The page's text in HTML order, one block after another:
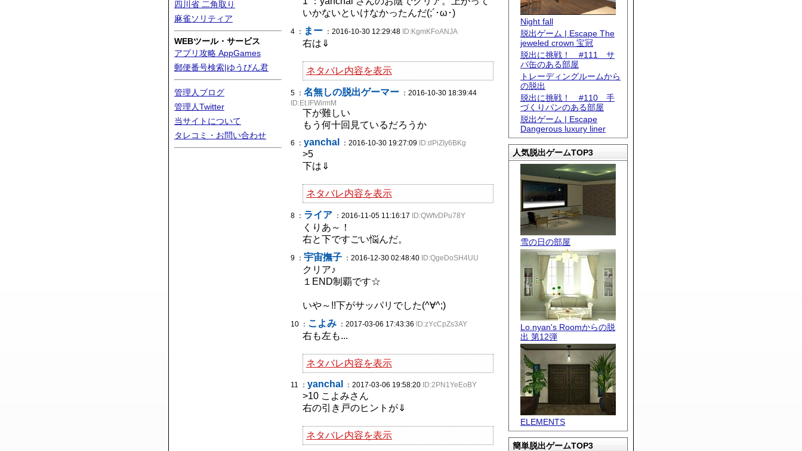
四川省 二角取り
麻雀ソリティア
WEBツール・サービス
アプリ攻略 AppGames
郵便番号検索|ゆうびん君
管理人ブログ
管理人Twitter
当サイトについて
タレコミ・お問い合わせ
Night fall
脱出ゲーム | Escape The
jeweled crown 宝冠
脱出に挑戦！ #111 サ
バ缶のある部屋
トレーディングルームから
の脱出
脱出に挑戦！ #110 手
づくりパンのある部屋
脱出ゲーム | Escape
Dangerous luxury liner
人気脱出ゲームTOP3
雪の日の部屋
Lo.nyan's Roomからの脱
出 第12弾
ELEMENTS
簡単脱出ゲームTOP3
いかないといけなかったんだ(;´･ω･)
4 ： まー ：2016-10-30 12:29:48 ID:KgmKFoANJA
右は⇓
ネタバレ内容を表示
5 ： 名無しの脱出ゲーマー ：2016-10-30 18:39:44
ID:Et.IFWirmM
下が難しい
もう何十回見ているだろうか
6 ： yanchal ：2016-10-30 19:27:09 ID:dPiZIy6BKg
>5
下は⇓
ネタバレ内容を表示
8 ： ライア ：2016-11-05 11:16:17 ID:QWfvDPu78Y
くりあ～！
右と下ですごい悩んだ。
9 ： 宇宙撫子 ：2016-12-30 02:48:40 ID:QgeDoSH4UU
クリア♪
１END制覇です☆
いや～!!下がサッパリでした(^∀^;)
10 ： こよみ ：2017-03-06 17:43:36 ID:zYcCpZs3AY
右も左も...
ネタバレ内容を表示
11 ： yanchal ：2017-03-06 19:58:20 ID:2PN1YeEoBY
>10 こよみさん
右の引き戸のヒントが⇓
ネタバレ内容を表示